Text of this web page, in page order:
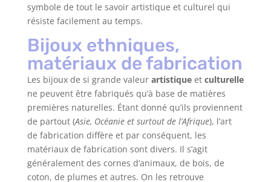
symbole de tout le savoir artistique et culturel qui
résiste facilement au temps.
Bijoux ethniques,
matériaux de fabrication
Les bijoux de si grande valeur artistiqueet culturelle
ne peuvent être fabriqués qu’à base de matières
premières naturelles. Étant donné qu’ils proviennent
de partout (Asie, Océanie et surtout de l’Afrique), l’art
de fabrication diffère et par conséquent, les
matériaux de fabrication sont divers. Il s’agit
généralement des cornes d’animaux, de bois, de
coton, de plumes et autres. On les retrouve